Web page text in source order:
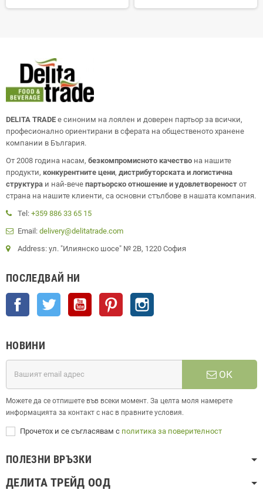
DELITA TRADE е синоним на лоялен и доверен партьор за всички,
професионално ориентирани в сферата на общественото хранене
компании в България.
От 2008 година насам, безкомпромисното качество на нашите
продукти, конкурентните цени, дистрибуторската и логистична
структура и най-вече партьорско отношение и удовлетвореност от
страна на нашите клиенти, са основни стълбове в нашата компания.
Tel: +359 886 33 65 15
Email: delivery@delitatrade.com
Address: ул. "Илиянско шосе" № 2В, 1220 София
ПОСЛЕДВАЙ НИ
Facebook Twitter YouTube Pinterest
НОВИНИ
ОК
Можете да се отпишете във всеки момент. За целта моля намерете
информацията за контакт с нас в правните условия.
Прочетох и се съгласявам с политика за поверителност
ПОЛЕЗНИ ВРЪЗКИ
ДЕЛИТА ТРЕЙД ООД